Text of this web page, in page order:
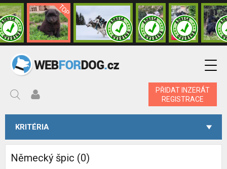
PŘIDAT INZERÁT
REGISTRACE
KRITÉRIA
Německý špic (0)